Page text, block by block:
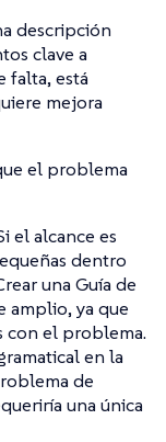
descripción
clave a
falta, está
mejora
el problema
el alcance es
dentro
una Guía de
amplio, ya que
con el problema.
en la
de
una única